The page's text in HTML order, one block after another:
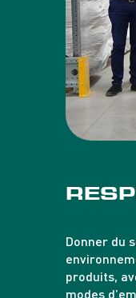
Donner du
produits,
modes